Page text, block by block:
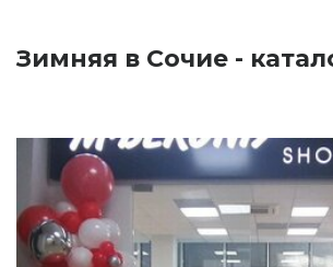
Зимняя в Сочие -